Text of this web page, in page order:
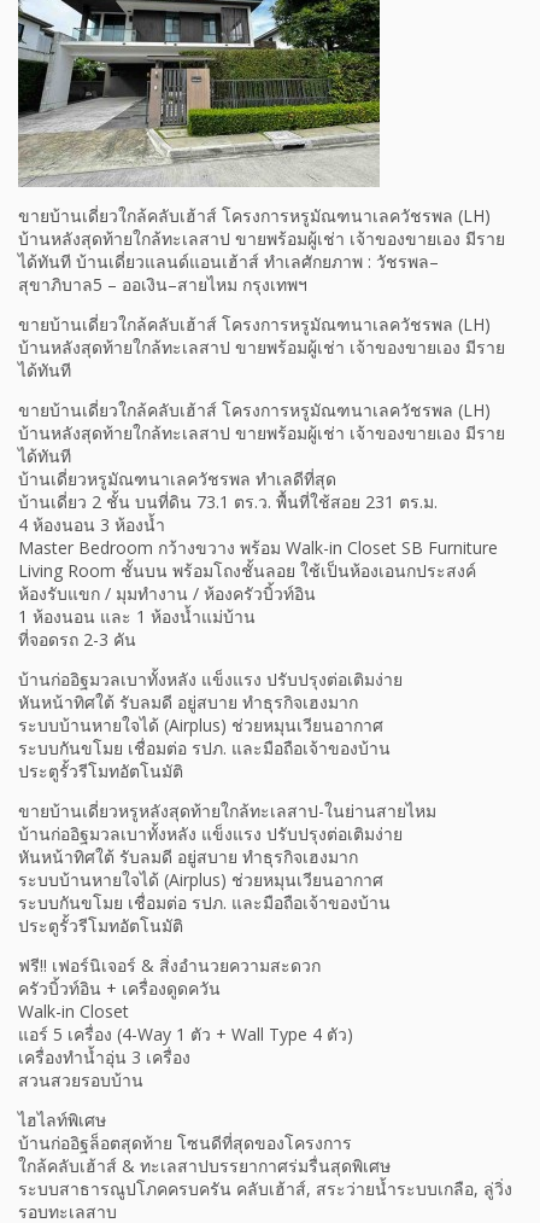
ขายบ้านเดี่ยวใกล้คลับเฮ้าส์ โครงการหรูมัณฑนาเลควัชรพล (LH)
บ้านหลังสุดท้ายใกล้ทะเลสาป ขายพร้อมผู้เช่า เจ้าของขายเอง มีราย
ได้ทันที บ้านเดี่ยวแลนด์แอนเฮ้าส์ ทำเลศักยภาพ : วัชรพล–
สุขาภิบาล5 – ออเงิน–สายไหม กรุงเทพฯ
ขายบ้านเดี่ยวใกล้คลับเฮ้าส์ โครงการหรูมัณฑนาเลควัชรพล (LH)
บ้านหลังสุดท้ายใกล้ทะเลสาป ขายพร้อมผู้เช่า เจ้าของขายเอง มีราย
ได้ทันที
ขายบ้านเดี่ยวใกล้คลับเฮ้าส์ โครงการหรูมัณฑนาเลควัชรพล (LH)
บ้านหลังสุดท้ายใกล้ทะเลสาป ขายพร้อมผู้เช่า เจ้าของขายเอง มีราย
ได้ทันที
บ้านเดี่ยวหรูมัณฑนาเลควัชรพล ทำเลดีที่สุด
บ้านเดี่ยว 2 ชั้น บนที่ดิน 73.1 ตร.ว. พื้นที่ใช้สอย 231 ตร.ม.
4 ห้องนอน 3 ห้องน้ำ
Master Bedroom กว้างขวาง พร้อม Walk-in Closet SB Furniture
Living Room ชั้นบน พร้อมโถงชั้นลอย ใช้เป็นห้องเอนกประสงค์
ห้องรับแขก / มุมทำงาน / ห้องครัวบิ้วท์อิน
1 ห้องนอน และ 1 ห้องน้ำแม่บ้าน
ที่จอดรถ 2-3 คัน
บ้านก่ออิฐมวลเบาทั้งหลัง แข็งแรง ปรับปรุงต่อเติมง่าย
หันหน้าทิศใต้ รับลมดี อยู่สบาย ทำธุรกิจเฮงมาก
ระบบบ้านหายใจได้ (Airplus) ช่วยหมุนเวียนอากาศ
ระบบกันขโมย เชื่อมต่อ รปภ. และมือถือเจ้าของบ้าน
ประตูรั้วรีโมทอัตโนมัติ
ขายบ้านเดี่ยวหรูหลังสุดท้ายใกล้ทะเลสาป-ในย่านสายไหม
บ้านก่ออิฐมวลเบาทั้งหลัง แข็งแรง ปรับปรุงต่อเติมง่าย
หันหน้าทิศใต้ รับลมดี อยู่สบาย ทำธุรกิจเฮงมาก
ระบบบ้านหายใจได้ (Airplus) ช่วยหมุนเวียนอากาศ
ระบบกันขโมย เชื่อมต่อ รปภ. และมือถือเจ้าของบ้าน
ประตูรั้วรีโมทอัตโนมัติ
ฟรี!! เฟอร์นิเจอร์ & สิ่งอำนวยความสะดวก
ครัวบิ้วท์อิน + เครื่องดูดควัน
Walk-in Closet
แอร์ 5 เครื่อง (4-Way 1 ตัว + Wall Type 4 ตัว)
เครื่องทำน้ำอุ่น 3 เครื่อง
สวนสวยรอบบ้าน
ไฮไลท์พิเศษ
บ้านก่ออิฐล็อตสุดท้าย โซนดีที่สุดของโครงการ
ใกล้คลับเฮ้าส์ & ทะเลสาปบรรยากาศร่มรื่นสุดพิเศษ
ระบบสาธารณูปโภคครบครัน คลับเฮ้าส์, สระว่ายน้ำระบบเกลือ, ลู่วิ่ง
รอบทะเลสาบ